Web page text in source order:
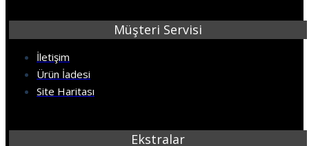
Müşteri Servisi
İletişim
Ürün İadesi
Site Haritası
Ekstralar